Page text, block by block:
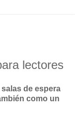
lectores
de espera
como un